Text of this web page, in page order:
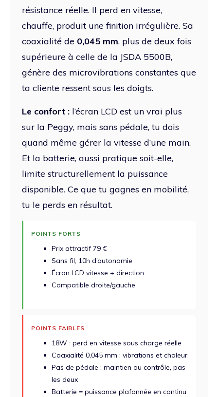
résistance réelle. Il perd en vitesse,
chauffe, produit une finition irrégulière. Sa
coaxialité de 0,045 mm, plus de deux fois
supérieure à celle de la JSDA 5500B,
génère des microvibrations constantes que
ta cliente ressent sous les doigts.
Le confort : l’écran LCD est un vrai plus
sur la Peggy, mais sans pédale, tu dois
quand même gérer la vitesse d’une main.
Et la batterie, aussi pratique soit-elle,
limite structurellement la puissance
disponible. Ce que tu gagnes en mobilité,
tu le perds en résultat.
POINTS FORTS
Prix attractif 79 €
Sans fil, 10h d’autonomie
Écran LCD vitesse + direction
Compatible droite/gauche
POINTS FAIBLES
18W : perd en vitesse sous charge réelle
Coaxialité 0,045 mm : vibrations et chaleur
Pas de pédale : maintien ou contrôle, pas
les deux
Batterie = puissance plafonnée en continu